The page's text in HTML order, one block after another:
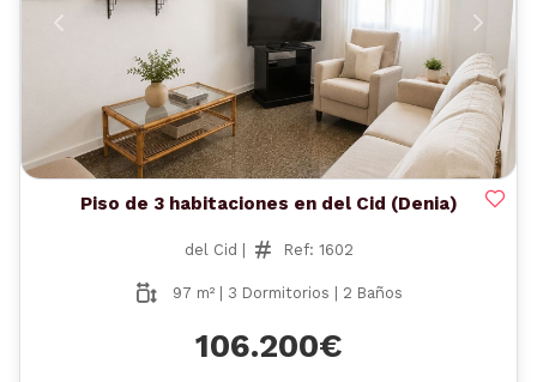
Anterior
Piso de 3 habitaciones en del Cid (Denia)
del Cid | Ref: 1602
97 m² | 3 Dormitorios | 2 Baños
106.200€